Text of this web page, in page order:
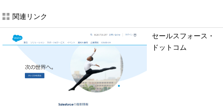
関連リンク
セールスフォース・
ドットコム